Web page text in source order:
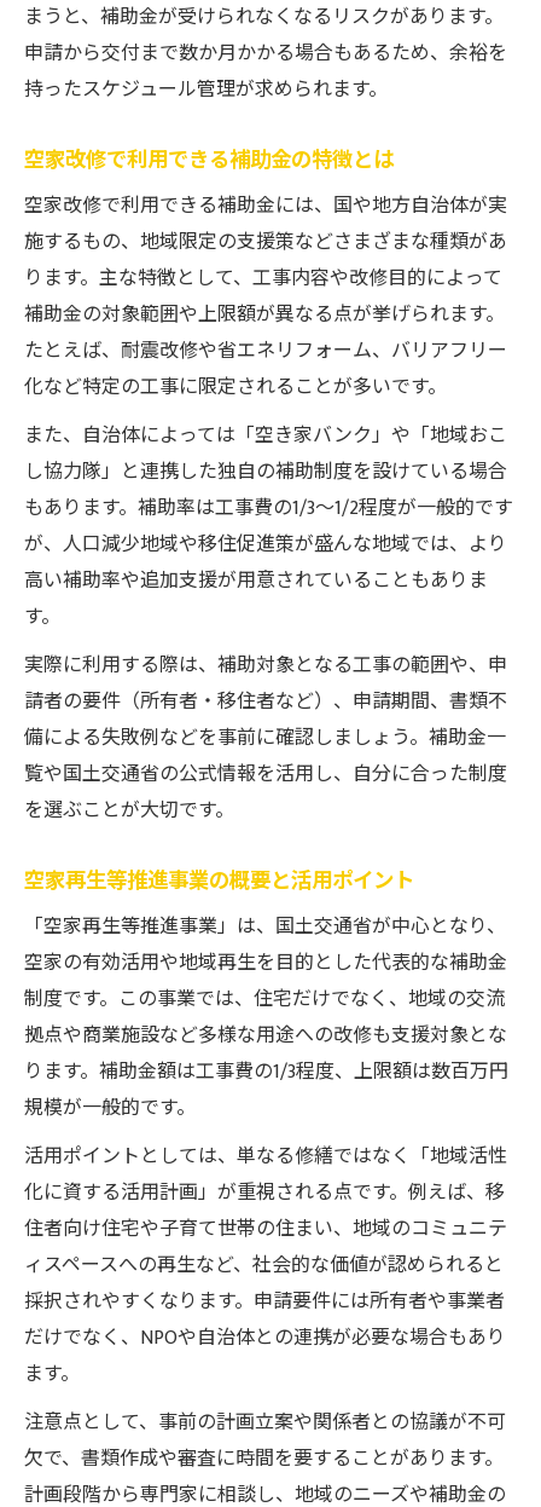
まうと、補助金が受けられなくなるリスクがあります。
申請から交付まで数か月かかる場合もあるため、余裕を
持ったスケジュール管理が求められます。
空家改修で利用できる補助金の特徴とは
空家改修で利用できる補助金には、国や地方自治体が実
施するもの、地域限定の支援策などさまざまな種類があ
ります。主な特徴として、工事内容や改修目的によって
補助金の対象範囲や上限額が異なる点が挙げられます。
たとえば、耐震改修や省エネリフォーム、バリアフリー
化など特定の工事に限定されることが多いです。
また、自治体によっては「空き家バンク」や「地域おこ
し協力隊」と連携した独自の補助制度を設けている場合
もあります。補助率は工事費の1/3～1/2程度が一般的です
が、人口減少地域や移住促進策が盛んな地域では、より
高い補助率や追加支援が用意されていることもありま
す。
実際に利用する際は、補助対象となる工事の範囲や、申
請者の要件（所有者・移住者など）、申請期間、書類不
備による失敗例などを事前に確認しましょう。補助金一
覧や国土交通省の公式情報を活用し、自分に合った制度
を選ぶことが大切です。
空家再生等推進事業の概要と活用ポイント
「空家再生等推進事業」は、国土交通省が中心となり、
空家の有効活用や地域再生を目的とした代表的な補助金
制度です。この事業では、住宅だけでなく、地域の交流
拠点や商業施設など多様な用途への改修も支援対象とな
ります。補助金額は工事費の1/3程度、上限額は数百万円
規模が一般的です。
活用ポイントとしては、単なる修繕ではなく「地域活性
化に資する活用計画」が重視される点です。例えば、移
住者向け住宅や子育て世帯の住まい、地域のコミュニテ
ィスペースへの再生など、社会的な価値が認められると
採択されやすくなります。申請要件には所有者や事業者
だけでなく、NPOや自治体との連携が必要な場合もあり
ます。
注意点として、事前の計画立案や関係者との協議が不可
欠で、書類作成や審査に時間を要することがあります。
計画段階から専門家に相談し、地域のニーズや補助金の